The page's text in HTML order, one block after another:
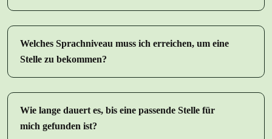
Welches Sprachniveau muss ich erreichen, um eine
Stelle zu bekommen?
Wie lange dauert es, bis eine passende Stelle für
mich gefunden ist?